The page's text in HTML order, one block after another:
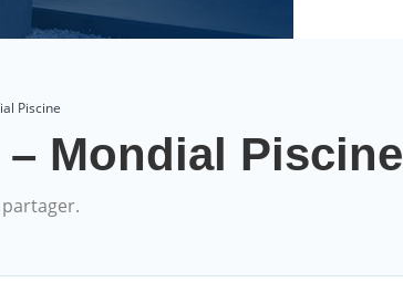
Piscine
Mondial Piscine